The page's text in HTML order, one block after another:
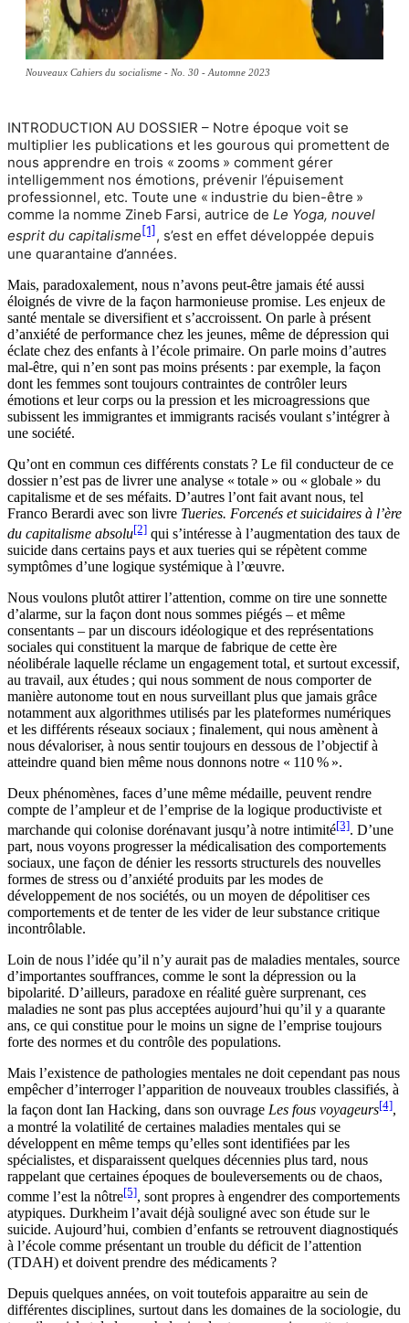
Nouveaux Cahiers du socialisme - No. 30 - Automne 2023
INTRODUCTION AU DOSSIER – Notre époque voit se
multiplier les publications et les gourous qui promettent de
nous apprendre en trois « zooms » comment gérer
intelligemment nos émotions, prévenir l’épuisement
professionnel, etc. Toute une « industrie du bien-être »
comme la nomme Zineb Farsi, autrice de Le Yoga, nouvel
esprit du capitalisme[1] , s’est en effet développée depuis
une quarantaine d’années.
Mais, paradoxalement, nous n’avons peut-être jamais été aussi
éloignés de vivre de la façon harmonieuse promise. Les enjeux de
santé mentale se diversifient et s’accroissent. On parle à présent
d’anxiété de performance chez les jeunes, même de dépression qui
éclate chez des enfants à l’école primaire. On parle moins d’autres
mal-être, qui n’en sont pas moins présents : par exemple, la façon
dont les femmes sont toujours contraintes de contrôler leurs
émotions et leur corps ou la pression et les microagressions que
subissent les immigrantes et immigrants racisés voulant s’intégrer à
une société.
Qu’ont en commun ces différents constats ? Le fil conducteur de ce
dossier n’est pas de livrer une analyse « totale » ou « globale » du
capitalisme et de ses méfaits. D’autres l’ont fait avant nous, tel
Franco Berardi avec son livre Tueries. Forcenés et suicidaires à l’ère
du capitalisme absolu[2] qui s’intéresse à l’augmentation des taux de
suicide dans certains pays et aux tueries qui se répètent comme
symptômes d’une logique systémique à l’œuvre.
Nous voulons plutôt attirer l’attention, comme on tire une sonnette
d’alarme, sur la façon dont nous sommes piégés – et même
consentants – par un discours idéologique et des représentations
sociales qui constituent la marque de fabrique de cette ère
néolibérale laquelle réclame un engagement total, et surtout excessif,
au travail, aux études ; qui nous somment de nous comporter de
manière autonome tout en nous surveillant plus que jamais grâce
notamment aux algorithmes utilisés par les plateformes numériques
et les différents réseaux sociaux ; finalement, qui nous amènent à
nous dévaloriser, à nous sentir toujours en dessous de l’objectif à
atteindre quand bien même nous donnons notre « 110 % ».
Deux phénomènes, faces d’une même médaille, peuvent rendre
compte de l’ampleur et de l’emprise de la logique productiviste et
marchande qui colonise dorénavant jusqu’à notre intimité[3]. D’une
part, nous voyons progresser la médicalisation des comportements
sociaux, une façon de dénier les ressorts structurels des nouvelles
formes de stress ou d’anxiété produits par les modes de
développement de nos sociétés, ou un moyen de dépolitiser ces
comportements et de tenter de les vider de leur substance critique
incontrôlable.
Loin de nous l’idée qu’il n’y aurait pas de maladies mentales, source
d’importantes souffrances, comme le sont la dépression ou la
bipolarité. D’ailleurs, paradoxe en réalité guère surprenant, ces
maladies ne sont pas plus acceptées aujourd’hui qu’il y a quarante
ans, ce qui constitue pour le moins un signe de l’emprise toujours
forte des normes et du contrôle des populations.
Mais l’existence de pathologies mentales ne doit cependant pas nous
empêcher d’interroger l’apparition de nouveaux troubles classifiés, à
la façon dont Ian Hacking, dans son ouvrage Les fous voyageurs[4],
a montré la volatilité de certaines maladies mentales qui se
développent en même temps qu’elles sont identifiées par les
spécialistes, et disparaissent quelques décennies plus tard, nous
rappelant que certaines époques de bouleversements ou de chaos,
comme l’est la nôtre[5], sont propres à engendrer des comportements
atypiques. Durkheim l’avait déjà souligné avec son étude sur le
suicide. Aujourd’hui, combien d’enfants se retrouvent diagnostiqués
à l’école comme présentant un trouble du déficit de l’attention
(TDAH) et doivent prendre des médicaments ?
Depuis quelques années, on voit toutefois apparaitre au sein de
différentes disciplines, surtout dans les domaines de la sociologie, du